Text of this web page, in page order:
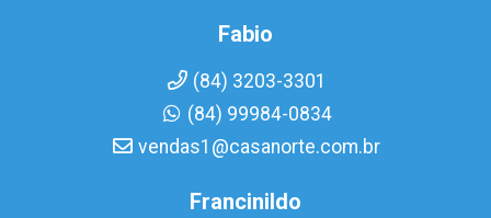
Fabio
(84) 3203-3301
(84) 99984-0834
vendas1@casanorte.com.br
Francinildo